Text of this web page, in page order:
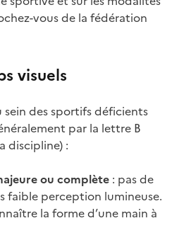
vous de la fédération
visuels
sein des sportifs déficients
par la lettre B
discipline) :
ou complète : pas de
faible perception lumineuse.
la forme d’une main à